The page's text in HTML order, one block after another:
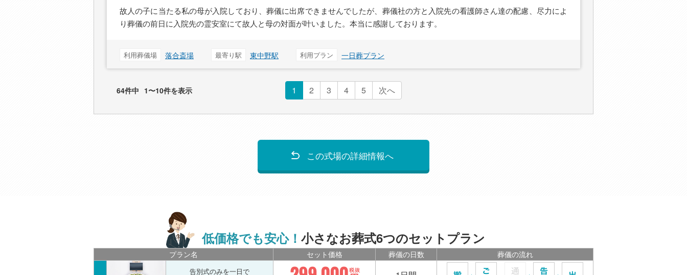
故人の子に当たる私の母が入院しており、葬儀に出席できませんでしたが、葬儀社の方と入院先の看護師さん達の配慮、尽力によ
り葬儀の前日に入院先の霊安室にて故人と母の対面が叶いました。本当に感謝しております。
利用葬儀場 落合斎場 最寄り駅 東中野駅 利用プラン 一日葬プラン
1 2 3 4 5 次へ
64件中 1〜10件を表示
この式場の詳細情報へ
低価格でも安心！ 小さなお葬式6つのセットプラン
プラン名 セット価格 葬儀の日数 葬儀の流れ
告別式のみを一日で 税抜